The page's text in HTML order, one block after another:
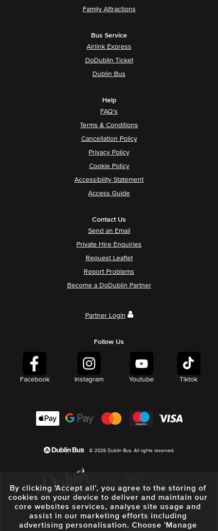
Family Attractions
Bus Service
Airlink Express
DoDublin Ticket
Dublin Bus
Help
FAQ's
Terms & Conditions
Cancellation Policy
Privacy Policy
Cookie Policy
Accessibility Statement
Access Guide
Contact Us
Send an Email
Private Hire Enquiries
Request Leaflet
Report Problems
Become a DoDublin Partner
Partner Login
Follow Us
Facebook Instagram Youtube Tiktok
© 2026 Dublin Bus. All rights reserved.
By clicking 'Accept all', you agree to the storing of
cookies on your device to deliver and maintain our
core websites services, analyse site usage and
assist in our marketing efforts including
advertising personalisation. Choose 'Manage